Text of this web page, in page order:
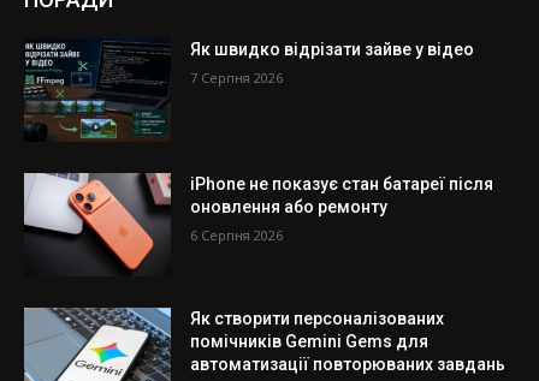
Як швидко відрізати зайве у відео
7 Серпня 2026
iPhone не показує стан батареї після
оновлення або ремонту
6 Серпня 2026
Як створити персоналізованих
помічників Gemini Gems для
автоматизації повторюваних завдань